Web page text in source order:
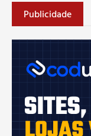
Publicidade